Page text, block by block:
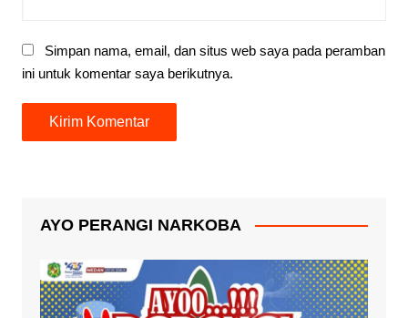
Simpan nama, email, dan situs web saya pada peramban
ini untuk komentar saya berikutnya.
AYO PERANGI NARKOBA